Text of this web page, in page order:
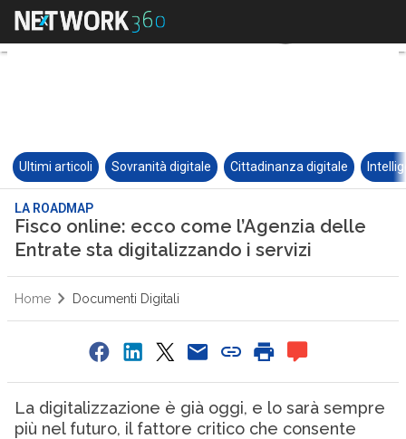
Ultimi articoli Sovranità digitale Cittadinanza digitale
LA ROADMAP
Fisco online: ecco come l’Agenzia delle
Entrate sta digitalizzando i servizi
Home Documenti Digitali
La digitalizzazione è già oggi, e lo sarà sempre
più nel futuro, il fattore critico che consente